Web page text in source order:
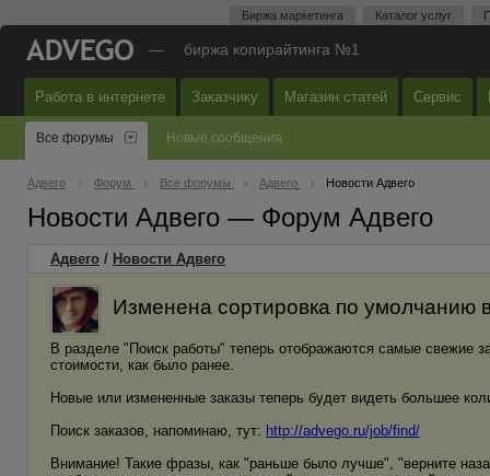
Биржа маркетинга Каталог услуг
— биржа копирайтинга №1
Работа в интернете Заказчику Магазин статей Сервис
Все форумы Новые сообщения
Адвего Форум Все форумы Адвего Новости Адвего
Новости Адвего — Форум Адвего
Адвего / Новости Адвего
Изменена сортировка по умолчанию
В разделе "Поиск работы" теперь отображаются самые свежие
стоимости, как было ранее.
Новые или измененные заказы теперь будет видеть большее
Поиск заказов, напоминаю, тут: http://advego.ru/job/find/
Внимание! Такие фразы, как "раньше было лучше", "верните